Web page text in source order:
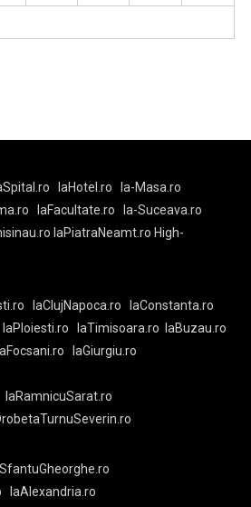
laHotel.ro
la-Masa.ro
laFacultate.ro
la-Suceava.ro
laPiatraNeamt.ro High-
laClujNapoca.ro
laConstanta.ro
laPloiesti.ro laTimisoara.ro
laBuzau.ro
laFocsani.ro
laGiurgiu.ro
laRamnicuSarat.ro
laAlexandria.ro